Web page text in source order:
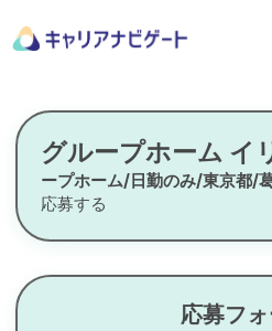
グループホーム イ
ープホーム/日勤のみ/東京都/
応募する
応募フ